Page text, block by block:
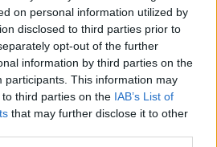
on personal information utilized by
disclosed to third parties prior to
opt-out of the further
information by third parties on the
participants. This information may
third parties on the IAB’s List of
that may further disclose it to other
θα πρέπει να
μάσκα προσώπου
κανόνες· ιδανικά μάσκα
που παρέχει υψηλότερο
από μια συνήθη
Συνιστάται θερμά στα άτομα
(βήχα ή